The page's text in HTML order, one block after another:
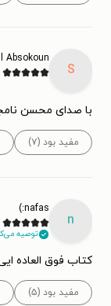
S
Absokoun
با صدای محسن
مفید بود (۷)
n
nafas:)
توصیه
کتاب فوق العاده
مفید بود (۵)